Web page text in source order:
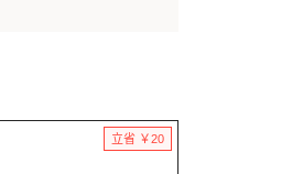
立省 ￥20